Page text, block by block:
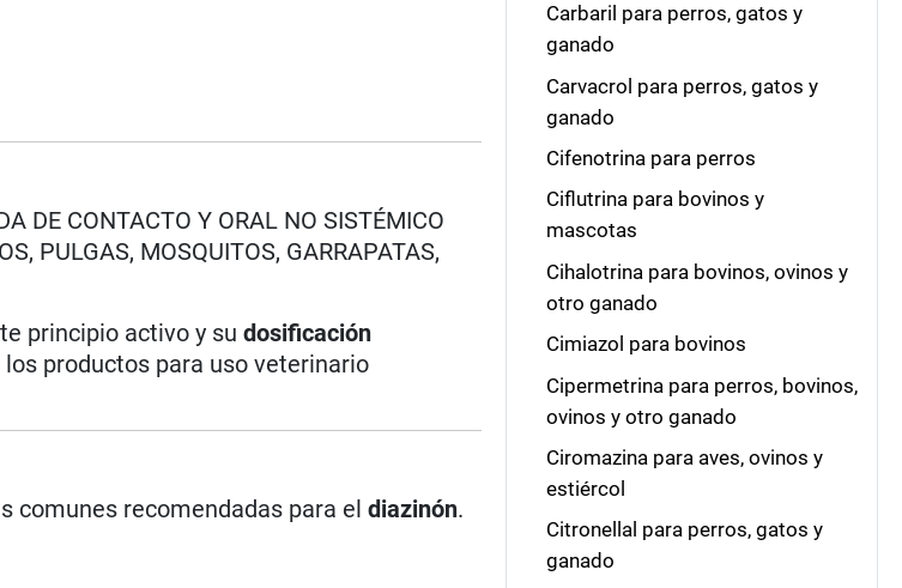
DE CONTACTO Y ORAL NO SISTÉMICO
PULGAS, MOSQUITOS, GARRAPATAS,
principio activo y sudosificación
productos para uso veterinario
comunes recomendadas para eldiazinón.
Carbaril para perros, gatos y
ganado
Carvacrol para perros, gatos y
ganado
Cifenotrina para perros
Ciflutrina para bovinos y
mascotas
Cihalotrina para bovinos, ovinos y
otro ganado
Cimiazol para bovinos
Cipermetrina para perros, bovinos,
ovinos y otro ganado
Ciromazina para aves, ovinos y
estiércol
Citronellal para perros, gatos y
ganado